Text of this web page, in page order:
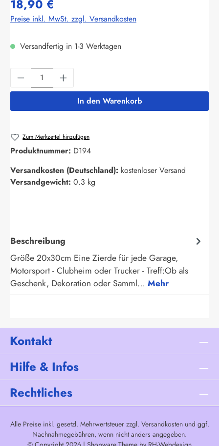
18,90 €
Preise inkl. MwSt. zzgl. Versandkosten
Versandfertig in 1-3 Werktagen
Produkt Anzahl: Gib den gewünschten
In den Warenkorb
Zum Merkzettel hinzufügen
Produktnummer: D194
Versandkosten (Deutschland): kostenloser Versand
Versandgewicht: 0.3 kg
Beschreibung
Größe 20x30cm Eine Zierde für jede Garage,
Motorsport - Clubheim oder Trucker - Treff:Ob als
Geschenk, Dekoration oder Samml… Mehr
Kontakt
Hilfe & Infos
Rechtliches
Alle Preise inkl. gesetzl. Mehrwertsteuer zzgl. Versandkostenund ggf.
Nachnahmegebühren, wenn nicht anders angegeben.